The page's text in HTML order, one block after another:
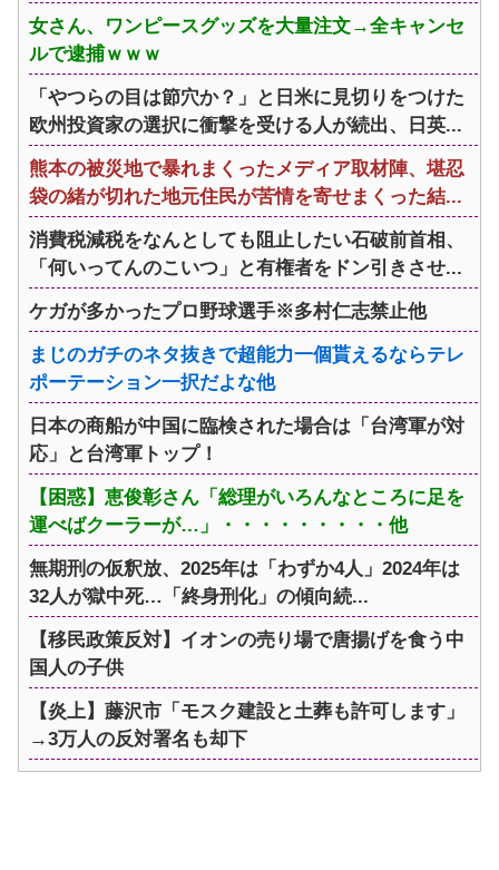
女さん、ワンピースグッズを大量注文→全キャンセ
ルで逮捕ｗｗｗ
「やつらの目は節穴か？」と日米に見切りをつけた
欧州投資家の選択に衝撃を受ける人が続出、日英...
熊本の被災地で暴れまくったメディア取材陣、堪忍
袋の緒が切れた地元住民が苦情を寄せまくった結...
消費税減税をなんとしても阻止したい石破前首相、
「何いってんのこいつ」と有権者をドン引きさせ...
ケガが多かったプロ野球選手※多村仁志禁止他
まじのガチのネタ抜きで超能力一個貰えるならテレ
ポーテーション一択だよな他
日本の商船が中国に臨検された場合は「台湾軍が対
応」と台湾軍トップ！
【困惑】恵俊彰さん「総理がいろんなところに足を
運べばクーラーが…」・・・・・・・・・他
無期刑の仮釈放、2025年は「わずか4人」2024年は
32人が獄中死…「終身刑化」の傾向続...
【移民政策反対】イオンの売り場で唐揚げを食う中
国人の子供
【炎上】藤沢市「モスク建設と土葬も許可します」
→3万人の反対署名も却下